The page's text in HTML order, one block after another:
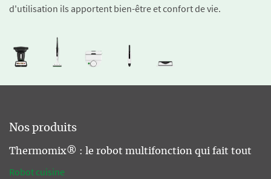
d'utilisation ils apportent bien-être et confort de vie.
Nos produits
Thermomix® : le robot multifonction qui fait tout
Robot cuisine